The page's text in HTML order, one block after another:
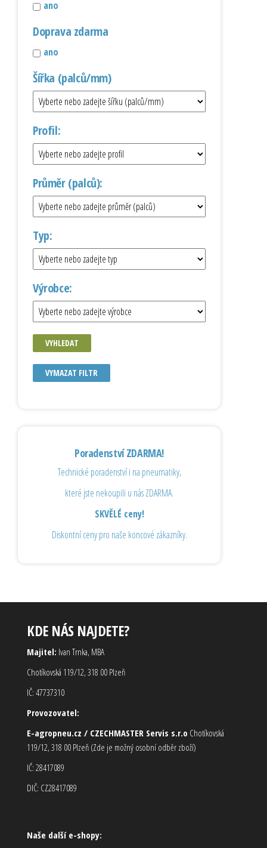
ano
Doprava zdarma
ano
Šířka (palců/mm)
Profil:
Průměr (palců):
Typ:
Výrobce:
VYHLEDAT
VYMAZAT FILTR
Poradenství ZDARMA!
Technické poradenství i na pneumatiky,
které jste nekoupili u nás ZDARMA.
SKVĚLÉ ceny!
Diskontní ceny pro naše koncové zákazníky.
KDE NÁS NAJDETE?
Majitel: Ivan Trnka, MBA
Chotíkovská 119/12, 318 00 Plzeň
IČ: 47737310
Provozovatel:
E-agropneu.cz / CZECHMASTER Servis s.r.o Chotíkovská
119/12, 318 00 Plzeň (Zde je možný osobní odběr zboží)
IČ: 28417089
DIČ: CZ28417089
Naše další e-shopy: